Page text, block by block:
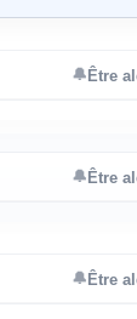
🔔Être
🔔Être
🔔Être